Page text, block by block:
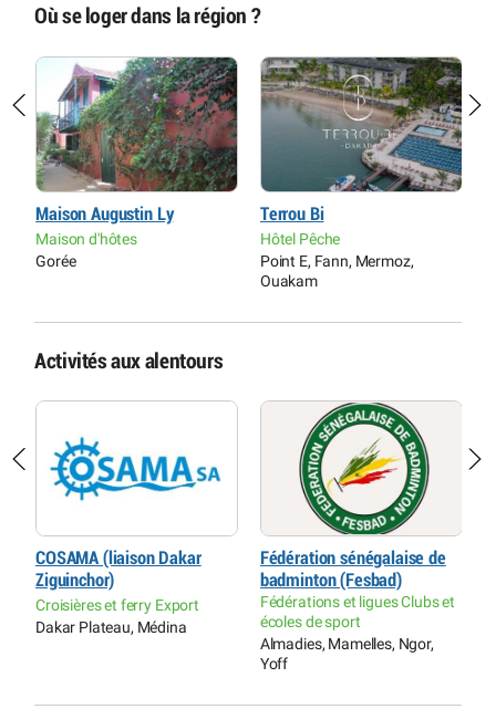
Où se loger dans la région ?
Maison Augustin Ly
Maison d'hôtes
Gorée
Terrou Bi
Hôtel Pêche
Point E, Fann, Mermoz,
Ouakam
Activités aux alentours
COSAMA (liaison Dakar
Ziguinchor)
Croisières et ferry Export
Dakar Plateau, Médina
Fédération sénégalaise de
badminton (Fesbad)
Fédérations et ligues Clubs et
écoles de sport
Almadies, Mamelles, Ngor,
Yoff